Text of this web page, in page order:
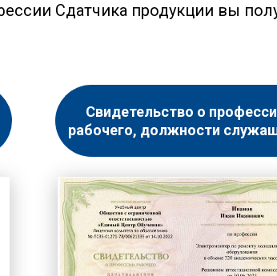
Сдатчика продукции вы
Свидетельство о
рабочего, должности